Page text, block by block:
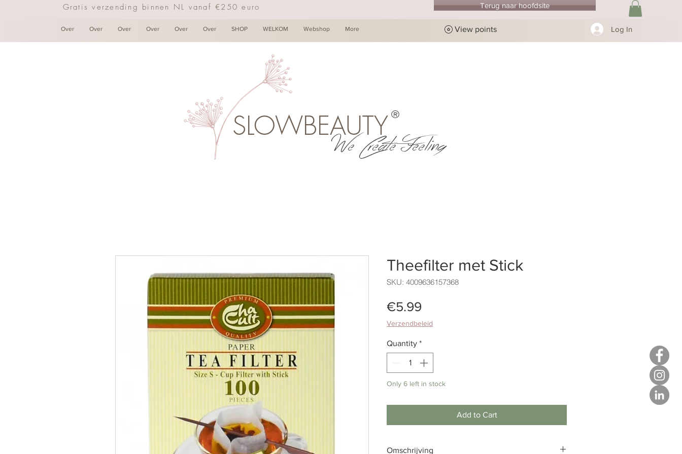
Gratis verzending binnen NL vanaf €250 euro Terug naar hoofdsite
Over Over Over Over Over Over SHOP WELKOM Webshop More View points Log In
SLOWBEAUTY ®
We Create Feeling
Theefilter met Stick
SKU: 4009636157368
€5.99
Verzendbeleid
Quantity *
Only 6 left in stock
Add to Cart
Omschrijving